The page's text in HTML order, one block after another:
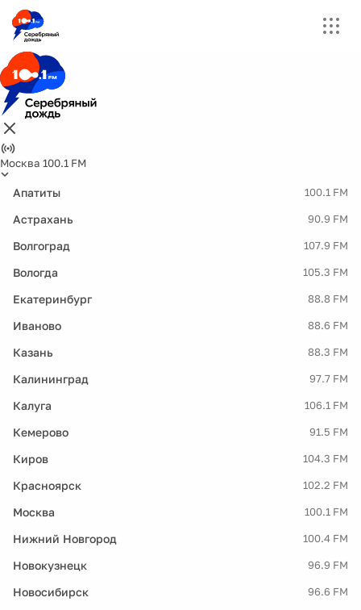
Москва 100.1 FM
Апатиты 100.1 FM
Астрахань 90.9 FM
Волгоград 107.9 FM
Вологда 105.3 FM
Екатеринбург 88.8 FM
Иваново 88.6 FM
Казань 88.3 FM
Калининград 97.7 FM
Калуга 106.1 FM
Кемерово 91.5 FM
Киров 104.3 FM
Красноярск 102.2 FM
Москва 100.1 FM
Нижний Новгород 100.4 FM
Новокузнецк 96.9 FM
Новосибирск 96.6 FM